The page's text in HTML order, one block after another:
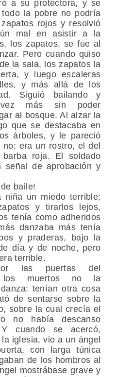
a su protectora, y se
la pobre no podría
rojos y resolvió
mal en asistir a la
los zapatos, se fue al
Pero cuando quiso
la sala, los zapatos la
y luego escaleras
y más allá de los
Siguió bailando y
vez más sin poder
al bosque. Al alzar la
que se destacaba en
árboles, y le pareció
era un rostro, el del
roja. El soldado
señal de aprobación y
baile!
niña un miedo terrible;
y tirarlos lejos,
tenía como adheridos
danzaba más tenía
y praderas, bajo la
día y de noche, pero
terrible.
las puertas del
los muertos no la
tenían otra cosa
de sentarse sobre la
sobre la cual crecía el
no había descanso
cuando se acercó,
iglesia, vio a un ángel
con larga túnica
de los hombros al
mostrábase grave y